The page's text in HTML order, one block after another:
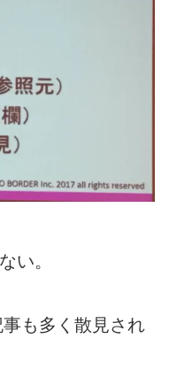
い。
も多く散見され